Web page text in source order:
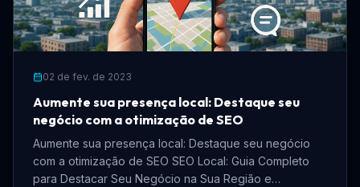
02 de fev. de 2023
Aumente sua presença local: Destaque seu
negócio com a otimização de SEO
Aumente sua presença local: Destaque seu negócio
com a otimização de SEO SEO Local: Guia Completo
para Destacar Seu Negócio na Sua Região e